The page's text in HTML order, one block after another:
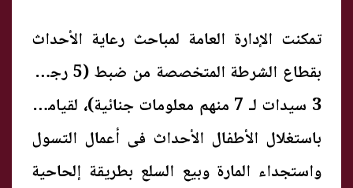
تمكنت الإدارة العامة لمباحث رعاية الأحداث
بقطاع الشرطة المتخصصة من ضبط (5 رجال،
3 سيدات لـ 7 منهم معلومات جنائية)، لقيامهم
باستغلال الأطفال الأحداث فى أعمال التسول
واستجداء المارة وبيع السلع بطريقة إلحاحية